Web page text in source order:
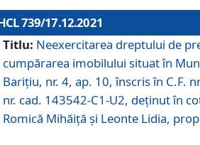
739/17.12.2021
Titlu: Neexercitarea dreptului de
cumpărarea imobilului situat în
Barițiu, nr. 4, ap. 10, înscris în C.F.
nr. cad. 143542-C1-U2, deținut în
Romică Mihăiță și Leonte Lidia,